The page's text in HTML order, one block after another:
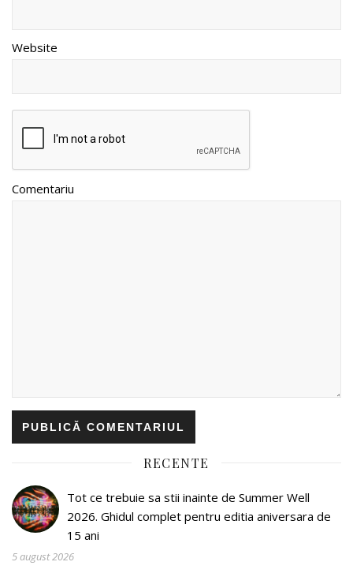
Website
Comentariu
RECENTE
Tot ce trebuie sa stii inainte de Summer Well
2026. Ghidul complet pentru editia aniversara de
15 ani
5 august 2026